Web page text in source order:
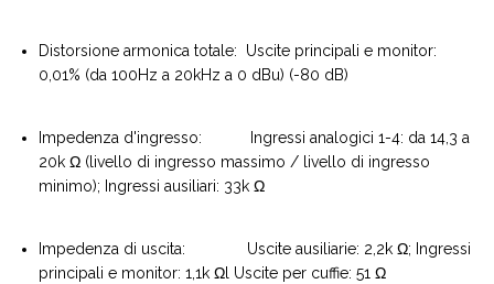
Distorsione armonica totale: Uscite principali e monitor:
0,01% (da 100Hz a 20kHz a 0 dBu) (-80 dB)
Impedenza d'ingresso: Ingressi analogici 1-4: da 14,3 a
20k Ω (livello di ingresso massimo / livello di ingresso
minimo); Ingressi ausiliari: 33k Ω
Impedenza di uscita: Uscite ausiliarie: 2,2k Ω; Ingressi
principali e monitor: 1,1k Ωl Uscite per cuffie: 51 Ω